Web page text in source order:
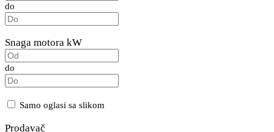
do
Snaga motora kW
do
Samo oglasi sa slikom
Prodavač